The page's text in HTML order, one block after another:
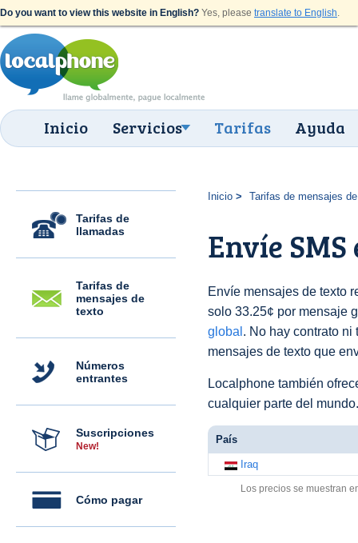
Do you want to view this website in English? Yes, please translate to English.
Inicio Servicios Tarifas Ayuda
Tarifas de
llamadas
Tarifas de
mensajes de
texto
Números
entrantes
Suscripciones
New!
Cómo pagar
Inicio Tarifas de mensajes
Envíe
Envíe mensajes de texto
solo 33.25¢ por mensaje
global . No hay contrato ni
mensajes de texto que
Localphone también
cualquier parte del mundo.
País
Iraq
Los precios se muestran